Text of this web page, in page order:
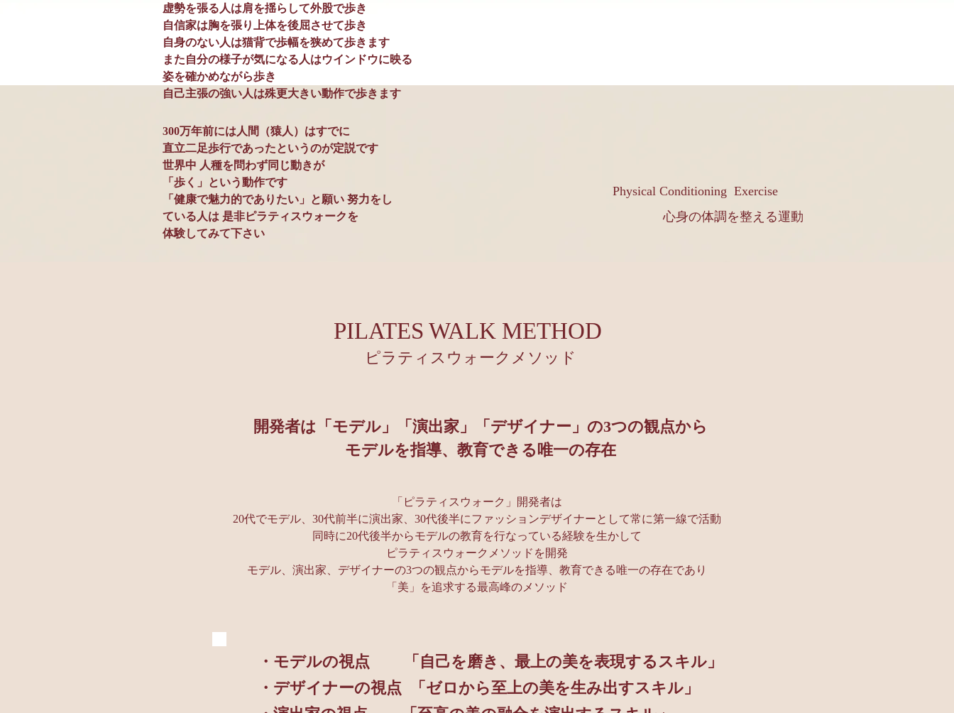
虚勢を張る人は肩を揺らして外股で歩き
自信家は胸を張り上体を後屈させて歩き
自身のない人は猫背で歩幅を狭めて歩きます
また自分の様子が気になる人はウインドウに映る
姿を確かめながら歩き
自己主張の強い人は殊更大きい動作で歩きます
300万年前には人間（猿人）はすでに
直立二足歩行であったというのが定説です
世界中 人種を問わず同じ動きが
「歩く」という動作です
「健康で魅力的でありたい」と願い 努力をし
ている人は 是非ピラティスウォークを
​体験してみて下さい
Physical Conditioning Exercise
心身の体調を整える運動
PILATES WALK METHOD
ピラティスウォークメソッド
開発者は「モデル」「演出家」「デザイナー」の3つの観点から
モデルを指導、教育できる唯一の存在
「ピラティスウォーク」開発者は
​20代でモデル、30代前半に演出家、30代後半にファッションデザイナーとして常に第一線で活動
同時に20代後半からモデルの教育を行なっている経験を生かして
ピラティスウォークメソッドを開発
​モデル、演出家、デザイナーの3つの観点からモデルを指導、教育できる唯一の存在であり
「 美」を追求する最高峰のメソッド
・モデルの視点 「自己を磨き、最上の美を表現するスキル」
・デザイナーの視点 「ゼロから至上の美を生み出すスキル」